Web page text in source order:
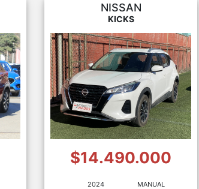
NISSAN
KICKS
$14.490.000
2024
MANUAL